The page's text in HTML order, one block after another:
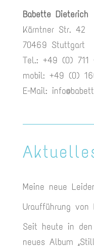
Babette Dieterich
Kärntner Str. 42
70469 Stuttgart
Tel.: +49 (0) 711
mobil: +49 (0)
E-Mail:
Meine neue
Uraufführung
Seit heute in den
neues Album